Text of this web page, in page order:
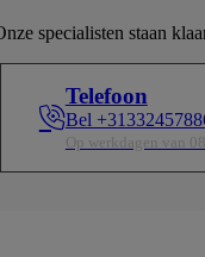
specialisten staan
Telefoon
Bel
Op werkdagen van